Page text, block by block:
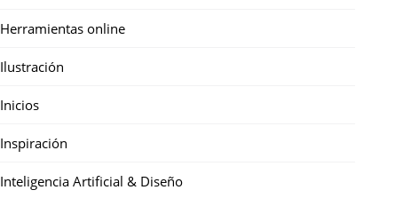
Herramientas online
Ilustración
Inicios
Inspiración
Inteligencia Artificial & Diseño